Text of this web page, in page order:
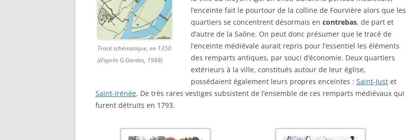
Tracé schématique, en 1350
(d’après G.Gardes, 1988)
l’enceinte fait le pourtour de la colline de Fourvière alors que les
quartiers se concentrent désormais en contrebas, de part et
d’autre de la Saône. On peut donc présumer que le tracé de
l’enceinte médiévale aurait repris pour l’essentiel les éléments
des remparts antiques, par souci d’économie. Deux quartiers
extérieurs à la ville, constitués autour de leur église,
possédaient également leurs propres enceintes : Saint-Just et
Saint-Irénée. De très rares vestiges subsistent de l’ensemble de ces remparts médiévaux qui
furent détruits en 1793.